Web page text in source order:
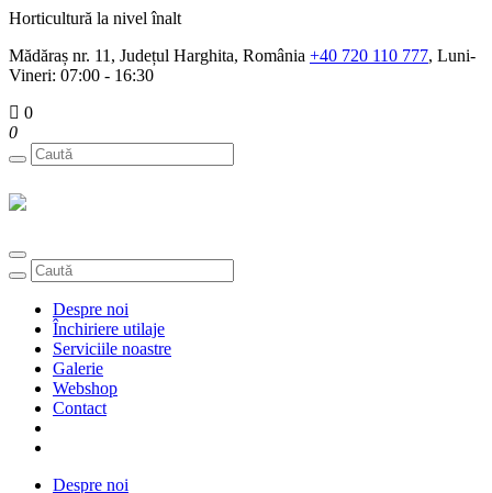
Horticultură la nivel înalt
Mădăraș nr. 11, Județul Harghita, România +40 720 110 777, Luni-
Vineri: 07:00 - 16:30
0
0
Toggle
navigation
Despre noi
Închiriere utilaje
Serviciile noastre
Galerie
Webshop
Contact
Despre noi